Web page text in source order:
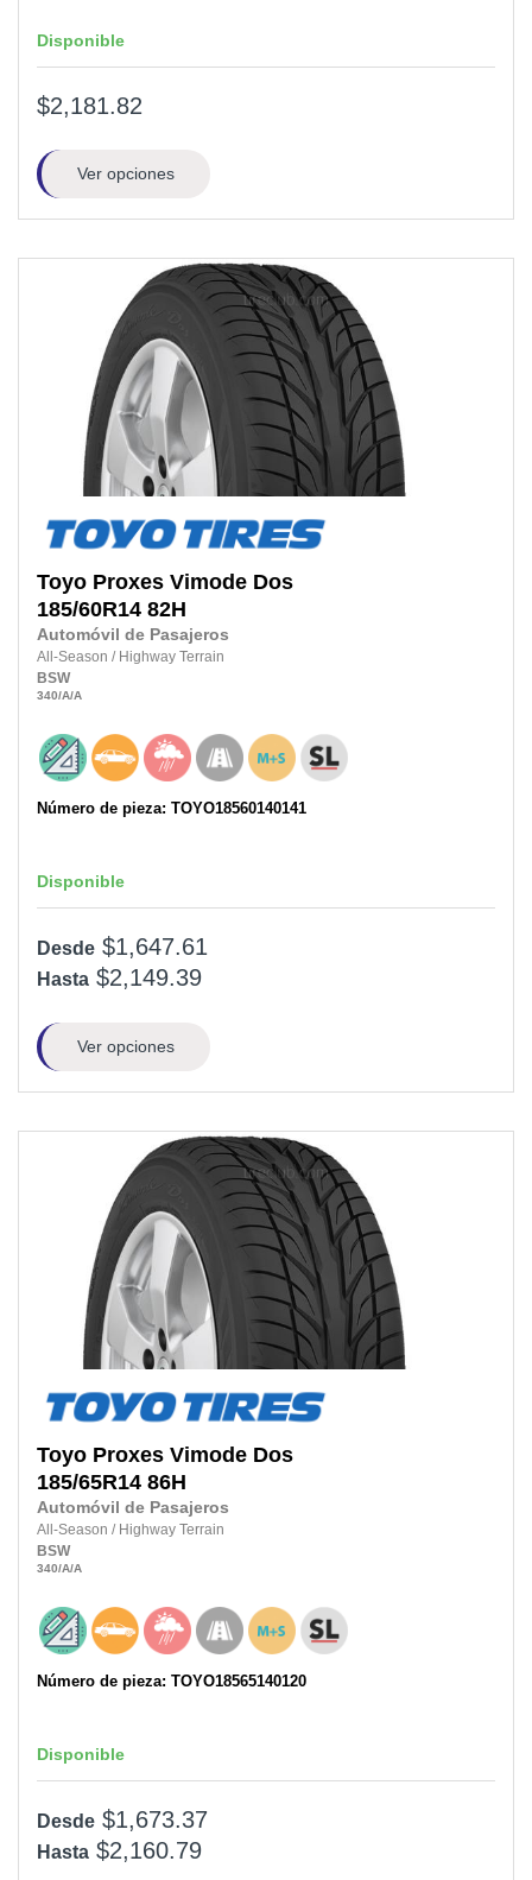
Disponible
$2,181.82
Ver opciones
Toyo Proxes Vimode Dos
185/60R14 82H
Automóvil de Pasajeros
All-Season / Highway Terrain
BSW
340/A/A
Número de pieza: TOYO18560140141
Disponible
Desde $1,647.61
Hasta $2,149.39
Ver opciones
Toyo Proxes Vimode Dos
185/65R14 86H
Automóvil de Pasajeros
All-Season / Highway Terrain
BSW
340/A/A
Número de pieza: TOYO18565140120
Disponible
Desde $1,673.37
Hasta $2,160.79